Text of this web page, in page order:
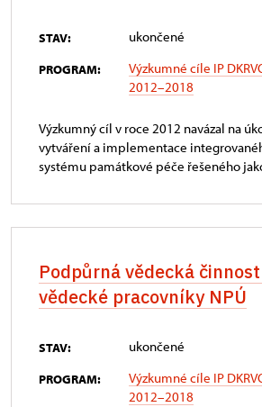
STAV: ukončené
PROGRAM:
Výzkumné cíle IP
2012–2018
Výzkumný cíl v roce 2012 navázal na
vytváření a implementace
systému památkové péče řešeného
Podpůrná vědecká
vědecké pracovníky NPÚ
STAV: ukončené
PROGRAM:
Výzkumné cíle IP
2012–2018